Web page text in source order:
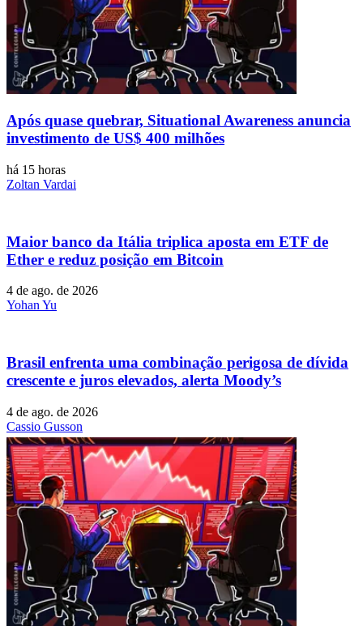
Após quase quebrar, Situational Awareness anuncia
investimento de US$ 400 milhões
há 15 horas
Zoltan Vardai
Maior banco da Itália triplica aposta em ETF de
Ether e reduz posição em Bitcoin
4 de ago. de 2026
Yohan Yu
Brasil enfrenta uma combinação perigosa de dívida
crescente e juros elevados, alerta Moody’s
4 de ago. de 2026
Cassio Gusson